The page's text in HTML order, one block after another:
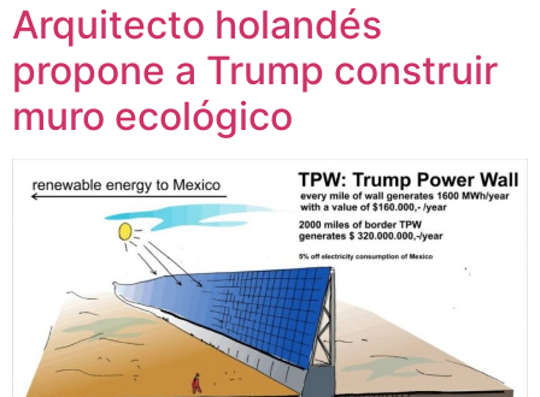
Arquitecto holandés
propone a Trump construir
muro ecológico